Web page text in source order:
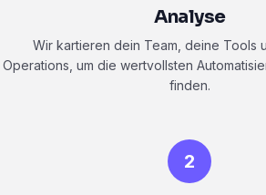
Analyse
Wir kartieren dein Team, deine Tools
Operations, um die wertvollsten
finden.
2